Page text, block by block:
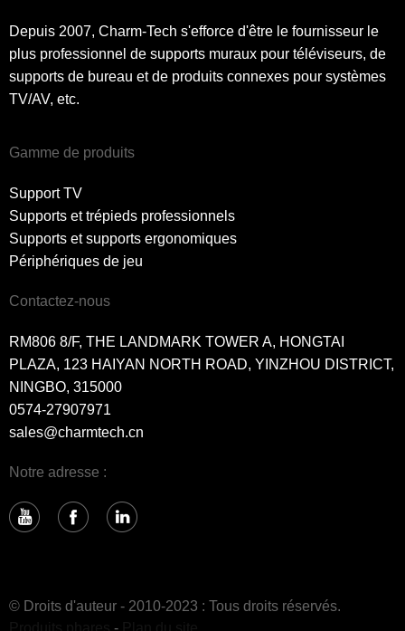
Depuis 2007, Charm-Tech s'efforce d'être le fournisseur le
plus professionnel de supports muraux pour téléviseurs, de
supports de bureau et de produits connexes pour systèmes
TV/AV, etc.
Gamme de produits
Support TV
Supports et trépieds professionnels
Supports et supports ergonomiques
Périphériques de jeu
Contactez-nous
RM806 8/F, THE LANDMARK TOWER A, HONGTAI
PLAZA, 123 HAIYAN NORTH ROAD, YINZHOU DISTRICT,
NINGBO, 315000
0574-27907971
sales@charmtech.cn
Notre adresse :
© Droits d'auteur - 2010-2023 : Tous droits réservés.